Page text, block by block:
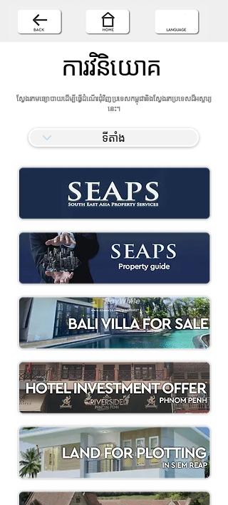
ការវិនិយោគ
ស្វែងរកមធ្យោបាយដើម្បីធ្វើដំណើរជុំវិញប្រទេសកម្ពុជានិងស្វែងរកប្រទេសដ៏អស្ចារ្យ
នេះ។